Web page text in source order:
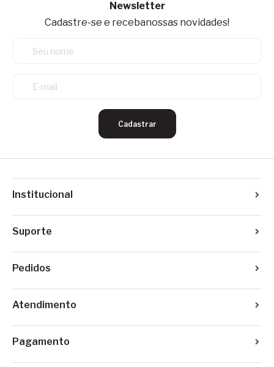
Newsletter
Cadastre-se e recebanossas novidades!
Cadastrar
Institucional
Suporte
Pedidos
Atendimento
Pagamento